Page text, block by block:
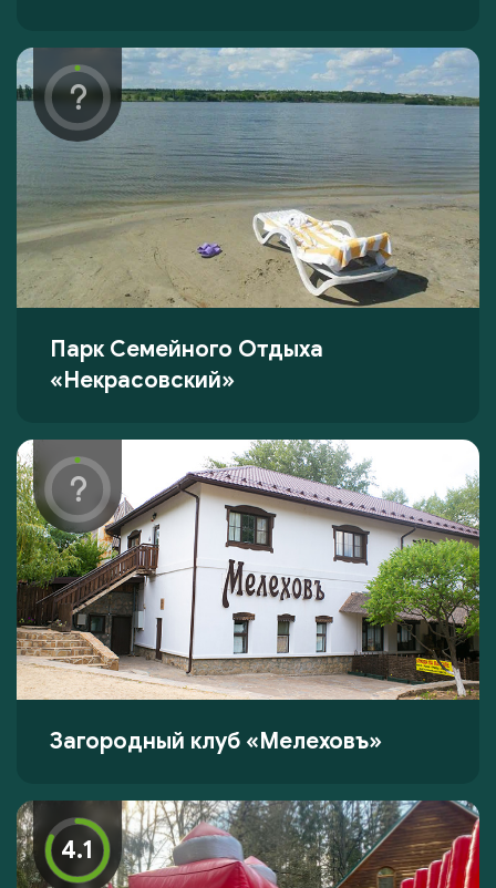
Парк Семейного Отдыха
«Некрасовский»
Загородный клуб «Мелеховъ»
4.1